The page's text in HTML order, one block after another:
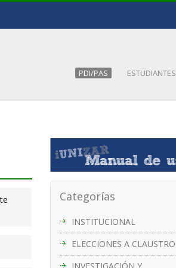
PDI/PAS ESTUDIANTES
Categorías
INSTITUCIONAL
ELECCIONES A CLAUSTRO